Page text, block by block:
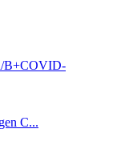
C...